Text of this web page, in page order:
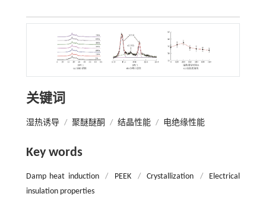
关键词
湿热诱导 / 聚醚醚酮 / 结晶性能 / 电绝缘性能
Key words
Damp heat induction / PEEK / Crystallization /
Electrical
insulation properties